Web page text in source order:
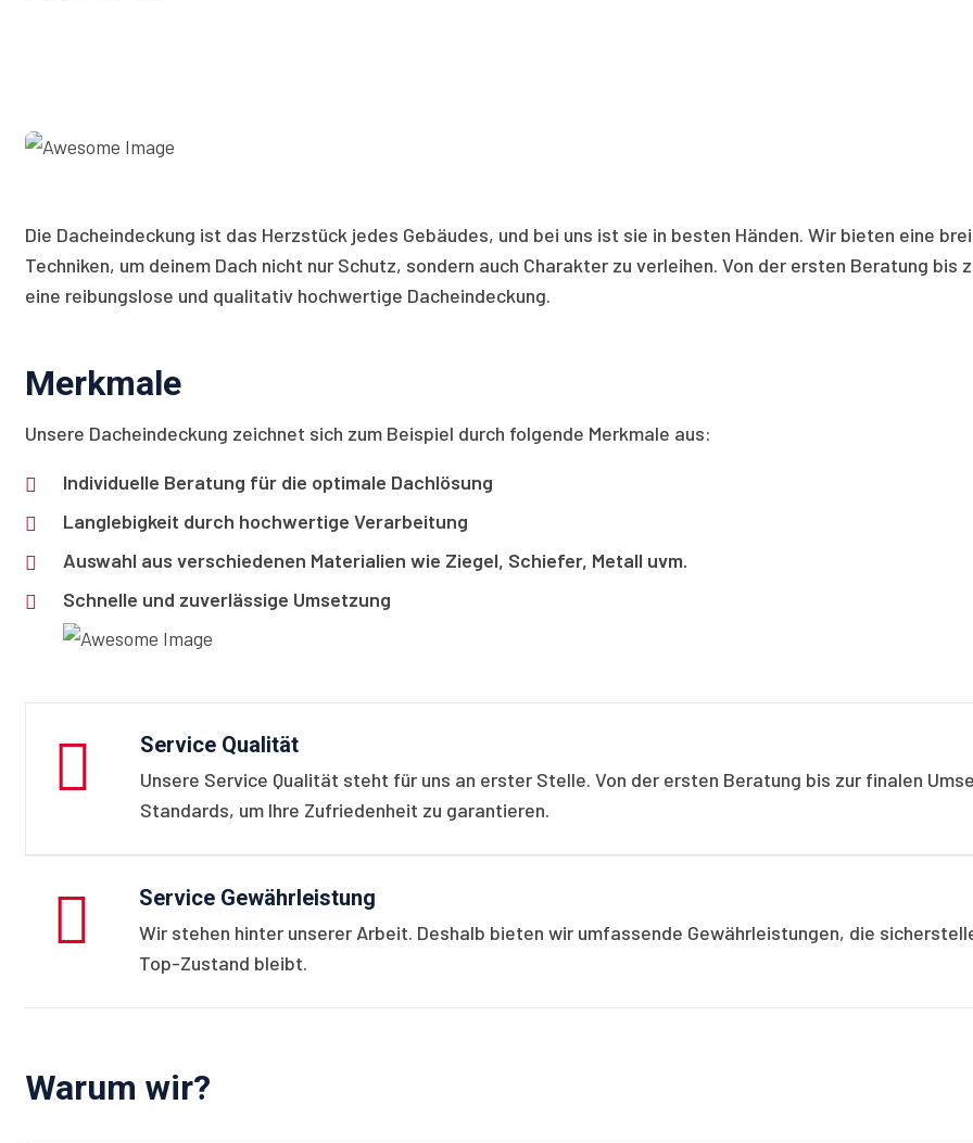
Die Dacheindeckung ist das Herzstück jedes Gebäudes, und bei uns ist sie in besten Händen. Wir bieten eine
Techniken, um deinem Dach nicht nur Schutz, sondern auch Charakter zu verleihen. Von der ersten Beratung bis
eine reibungslose und qualitativ hochwertige Dacheindeckung.
Merkmale
Unsere Dacheindeckung zeichnet sich zum Beispiel durch folgende Merkmale aus:
Individuelle Beratung für die optimale Dachlösung
Langlebigkeit durch hochwertige Verarbeitung
Auswahl aus verschiedenen Materialien wie Ziegel, Schiefer, Metall uvm.
Schnelle und zuverlässige Umsetzung
Service Qualität
Unsere Service Qualität steht für uns an erster Stelle. Von der ersten Beratung bis zur finalen
Standards, um Ihre Zufriedenheit zu garantieren.
Service Gewährleistung
Wir stehen hinter unserer Arbeit. Deshalb bieten wir umfassende Gewährleistungen, die
Top-Zustand bleibt.
Warum wir?